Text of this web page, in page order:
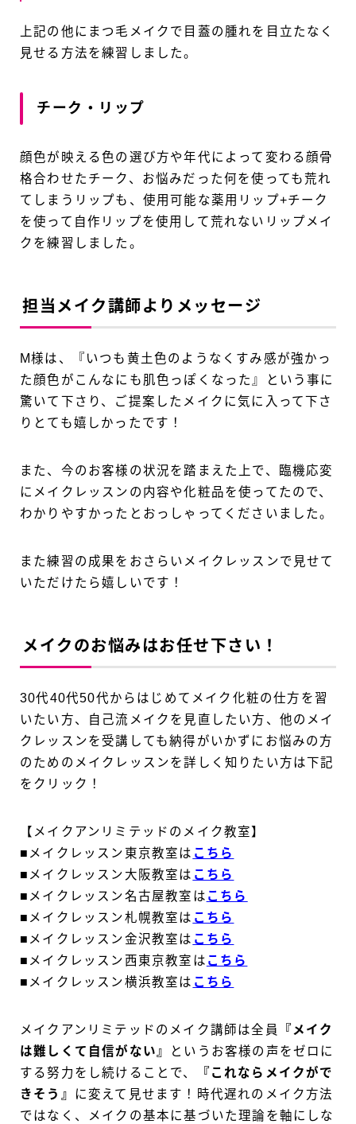
上記の他にまつ毛メイクで目蓋の腫れを目立たなく
見せる方法を練習しました。
チーク・リップ
顔色が映える色の選び方や年代によって変わる顔骨
格合わせたチーク、お悩みだった何を使っても荒れ
てしまうリップも、使用可能な薬用リップ+チーク
を使って自作リップを使用して荒れないリップメイ
クを練習しました。
担当メイク講師よりメッセージ
M様は、『いつも黄土色のようなくすみ感が強かっ
た顔色がこんなにも肌色っぽくなった』という事に
驚いて下さり、ご提案したメイクに気に入って下さ
りとても嬉しかったです！
また、今のお客様の状況を踏まえた上で、臨機応変
にメイクレッスンの内容や化粧品を使ってたので、
わかりやすかったとおっしゃってくださいました。
また練習の成果をおさらいメイクレッスンで見せて
いただけたら嬉しいです！
メイクのお悩みはお任せ下さい！
30代40代50代からはじめてメイク化粧の仕方を習
いたい方、自己流メイクを見直したい方、他のメイ
クレッスンを受講しても納得がいかずにお悩みの方
のためのメイクレッスンを詳しく知りたい方は下記
をクリック！
【メイクアンリミテッドのメイク教室】
■メイクレッスン東京教室は こちら
■メイクレッスン大阪教室は こちら
■メイクレッスン名古屋教室は こちら
■メイクレッスン札幌教室は こちら
■メイクレッスン金沢教室は こちら
■メイクレッスン西東京教室は こちら
■メイクレッスン横浜教室は こちら
メイクアンリミテッドのメイク講師は全員
『メイク
は難しくて自信がない』
というお客様の声をゼロに
する努力をし続けることで、
『これならメイクがで
きそう』
に変えて見せます！時代遅れのメイク方法
ではなく、メイクの基本に基づいた理論を軸にしな